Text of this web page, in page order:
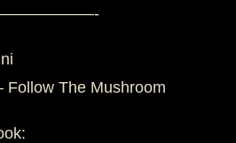
Follow The Mushroom